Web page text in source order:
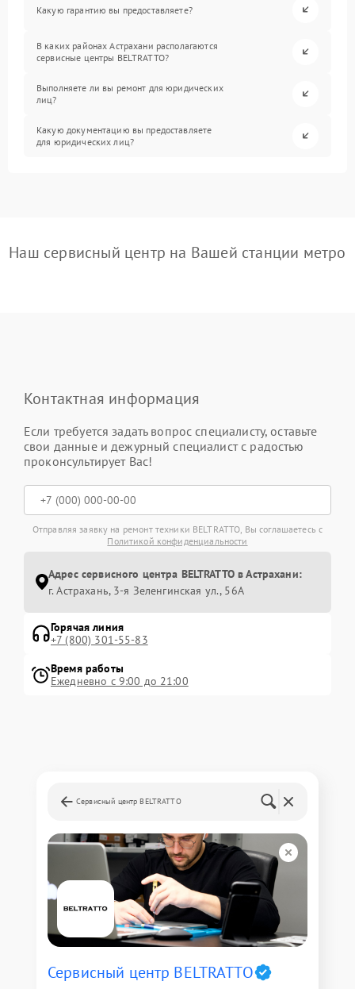
Какую гарантию вы предоставляете?
В каких районах Астрахани располагаются
сервисные центры BELTRATTO?
Выполняете ли вы ремонт для юридических
лиц?
Какую документацию вы предоставляете
для юридических лиц?
Наш сервисный центр на Вашей станции метро
Контактная информация
Если требуется задать вопрос специалисту, оставьте
свои данные и дежурный специалист с радостью
проконсультирует Вас!
Отправляя заявку на ремонт техники BELTRATTO, Вы соглашаетесь с
Политикой конфиденциальности
Адрес сервисного центра BELTRATTO в Астрахани:
г. Астрахань, 3-я Зеленгинская ул., 56А
Горячая линия
+7 (800) 301-55-83
Время работы
Ежедневно с 9:00 до 21:00
Сервисный центр BELTRATTO
Сервисный центр BELTRATTO